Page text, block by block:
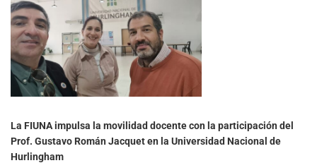
La FIUNA impulsa la movilidad docente con la participación del
Prof. Gustavo Román Jacquet en la Universidad Nacional de
Hurlingham